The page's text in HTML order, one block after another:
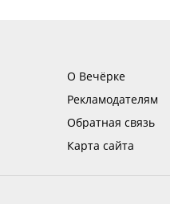
О Вечёрке
Рекламодателям
Обратная связь
Карта сайта